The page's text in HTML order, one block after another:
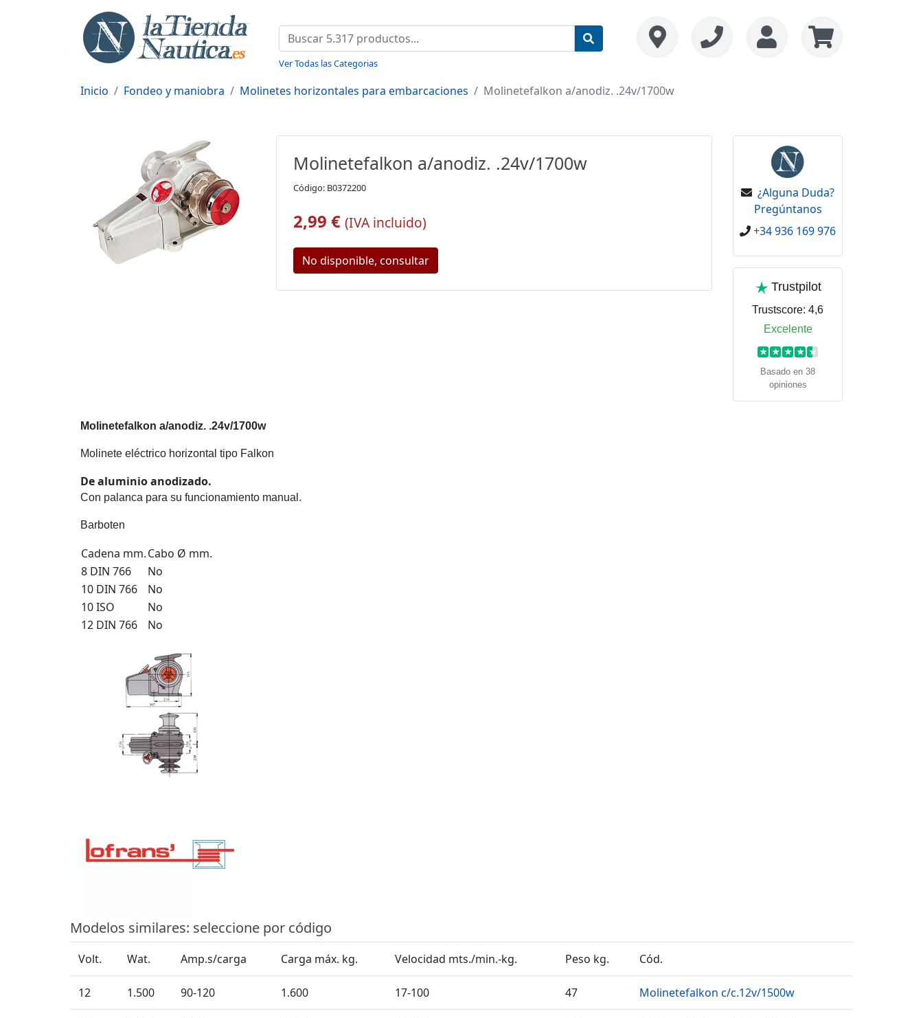
Ver Todas las Categorias
Inicio Fondeo y maniobra Molinetes horizontales para embarcaciones Molinetefalkon a/anodiz. .24v/1700w
Molinetefalkon a/anodiz. .24v/1700w
Código: B0372200
2,99 € (IVA incluido)
No disponible, consultar
¿Alguna Duda?
Pregúntanos
+34 936 169 976
Trustpilot
Trustscore: 4,6
Excelente
★ ★ ★ ★ ★
Basado en 38
opiniones
Molinetefalkon a/anodiz. .24v/1700w
Molinete eléctrico horizontal tipo Falkon
De aluminio anodizado.
Con palanca para su funcionamiento manual.
Barboten
Cadena mm.Cabo Ø mm.
8 DIN 766
No
10 DIN 766
No
10 ISO
No
12 DIN 766
No
Modelos similares: seleccione por código
Volt. Wat. Amp.s/carga Carga máx. kg. Velocidad mts./min.-kg. Peso kg. Cód.
12 1.500 90-120 1.600 17-100 47 Molinetefalkon c/c.12v/1500w